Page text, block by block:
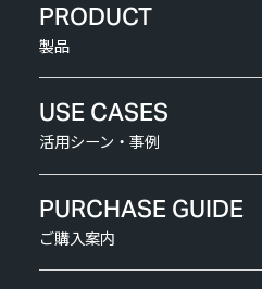
PRODUCT
製品
USE CASES
活用シーン・事例
PURCHASE GUIDE
ご購入案内